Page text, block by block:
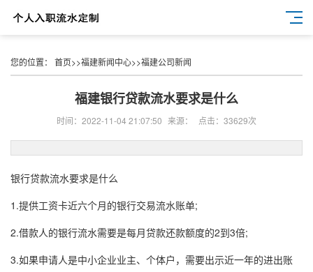
您的位置： 首页>>福建新闻中心>>福建公司新闻
福建银行贷款流水要求是什么
时间：2022-11-04 21:07:50 来源： 点击：33629次
银行贷款流水要求是什么
1.提供工资卡近六个月的银行交易流水账单;
2.借款人的银行流水需要是每月贷款还款额度的2到3倍;
3.如果申请人是中小企业业主、个体户，需要出示近一年的进出账